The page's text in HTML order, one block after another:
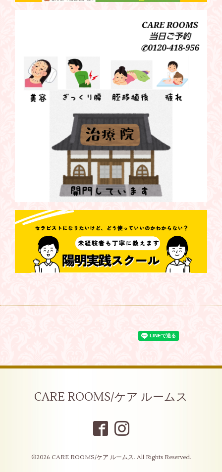
CARE ROOMS/ケア ルームス
©2026 CARE ROOMS/ケア ルームス. All Rights Reserved.